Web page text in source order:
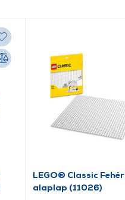
LEGO® Classic Fehér
alaplap (11026)